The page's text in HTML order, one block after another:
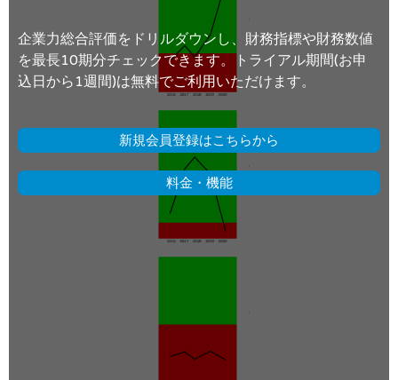
企業力総合評価をドリルダウンし、財務指標や財務数値
を最長10期分チェックできます。トライアル期間(お申
込日から1週間)は無料でご利用いただけます。
新規会員登録はこちらから
料金・機能